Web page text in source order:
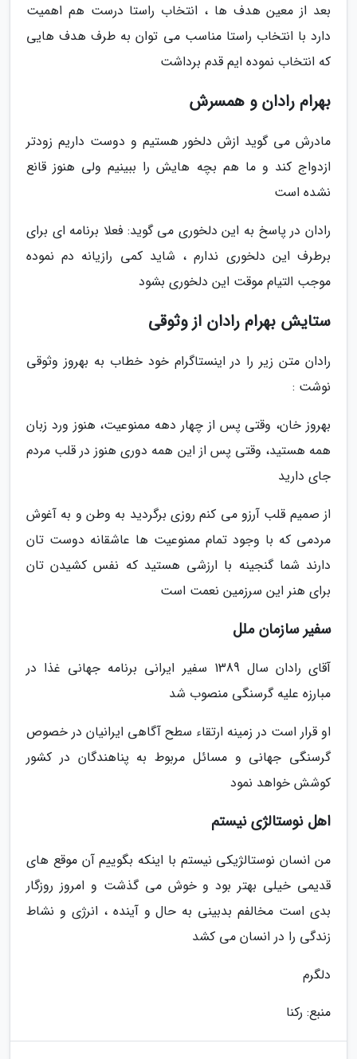
بعد از معین هدف ها ، انتخاب راستا درست هم اهمیت
دارد با انتخاب راستا مناسب می توان به طرف هدف هایی
که انتخاب نموده ایم قدم برداشت
بهرام رادان و همسرش
مادرش می گوید ازش دلخور هستیم و دوست داریم زودتر
ازدواج کند و ما هم بچه هایش را ببینیم ولی هنوز قانع
نشده است
رادان در پاسخ به این دلخوری می گوید: فعلا برنامه اى براى
برطرف این دلخورى ندارم ، شاید کمى رازیانه دم نموده
موجب التیام موقت این دلخورى بشود
ستایش بهرام رادان از وثوقی
رادان متن زیر را در اینستاگرام خود خطاب به بهروز وثوقی
نوشت :
بهروز خان، وقتی پس از چهار دهه ممنوعیت، هنوز ورد زبان
همه هستید، وقتی پس از این همه دوری هنوز در قلب مردم
جای دارید
از صمیم قلب آرزو می کنم روزی برگردید به وطن و به آغوش
مردمی که با وجود تمام ممنوعیت ها عاشقانه دوست تان
دارند شما گنجینه با ارزشی هستید که نفس کشیدن تان
برای هنر این سرزمین نعمت است
سفیر سازمان ملل
آقای رادان سال 1389 سفیر ایرانی برنامه جهانی غذا در
مبارزه علیه گرسنگی منصوب شد
او قرار است در زمینه ارتقاء سطح آگاهی ایرانیان در خصوص
گرسنگی جهانی و مسائل مربوط به پناهندگان در کشور
کوشش خواهد نمود
اهل نوستالژی نیستم
من انسان نوستالژیکی نیستم با اینکه بگوییم آن موقع های
قدیمی خیلی بهتر بود و خوش می گذشت و امروز روزگار
بدی است مخالفم بدبینی به حال و آینده ، انرژی و نشاط
زندگی را در انسان می کشد
دلگرم
منبع: رکنا